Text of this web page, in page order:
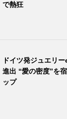
で熱狂
ドイツ発ジュエリ
進出 “愛の密度”を
ップ